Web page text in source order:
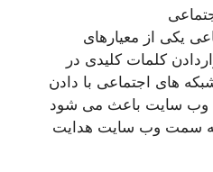
یکی از معیارهای
کلمات کلیدی در
های اجتماعی با دادن
وب سایت باعث می شود
سمت وب سایت هدایت